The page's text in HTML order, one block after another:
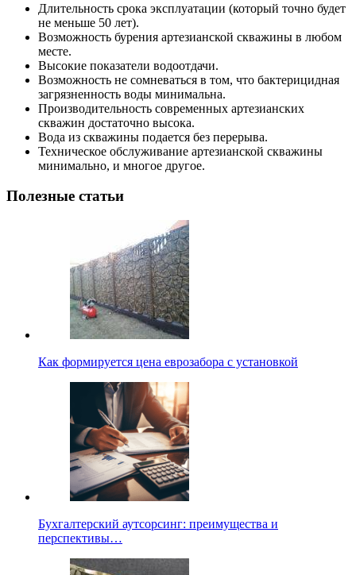
Длительность срока эксплуатации (который точно будет
не меньше 50 лет).
Возможность бурения артезианской скважины в любом
месте.
Высокие показатели водоотдачи.
Возможность не сомневаться в том, что бактерицидная
загрязненность воды минимальна.
Производительность современных артезианских
скважин достаточно высока.
Вода из скважины подается без перерыва.
Техническое обслуживание артезианской скважины
минимально, и многое другое.
Полезные статьи
Как формируется цена еврозабора с установкой
Бухгалтерский аутсорсинг: преимущества и
перспективы…